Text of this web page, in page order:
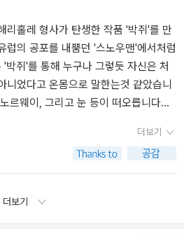
'전부 얼간이들이야, 홀리. 우린 얼간이
를 이룰 수 있다고 믿지. (...) 일단 경찰
가면 빠져나올 길이 없거든. 도대체 무
에 잘못된 결정을 내리는 거야. 우린 죽
살아갈 운명이고 또 실패할 운명이
피우는 빼빼마른 190 센치미터의 장
홀레'가 처음으로 등장하는 무대는 독특
그 반대편에 위치한 오스트레일리아
스트레일리아 당국이 관광객 유치에 지
아닌 '홀리(Holy)'로 부르는데 그나마
주의에 따라서 해리는 입국하면서 만
’는 유머와 여유를 가진 자로서 해리와
가지 입장에서 접근하면서 사건의 이
면서 잉게르의 주변 사람들을 탐문해
료, 남자친구에게 이르게 된다.하지만
이건 당연코 말도 안되는 얘기겠죠.^
힘을 실어준다. 그 이야기들의 빛과 그
비추어지는지 그것을 판단하는 것은
었는지에 대한 사연은 ‘박쥐’에서 왜 고
리홀레 형사가 탄생한 작품 '박쥐'를 만
럽의 공포를 내뿜던 '스노우맨'에서처럼
박쥐'를 통해 누구나 그렇듯 자신은 처
니었다고 온몸으로 말한는것 같았습니
르웨이, 그리고 눈 등이 떠오릅니다만
그는 매력 넘치는 해리홀레 형사가 맞
게 그의 목소리는 아주 굵고 나직하
드네요. (정말 뜬금없다...)​​오스트레일
더보기
더보기